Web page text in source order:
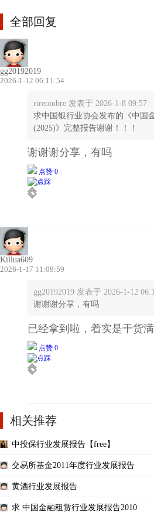
全部回复
gg20192019
2026-1-12 06:11:54
rireombre 发表于 2026-1-8 09:57
求中国银行业协会发布的《中国
(2025)》完整报告谢谢！！！
谢谢谢分享，有吗
点赞 0
Killua609
2026-1-17 11:09:59
gg20192019 发表于 2026-1-12
谢谢谢分享，有吗
已经拿到啦，着实是干货
点赞 0
相关推荐
中投保行业发展报告【free】
交易所基金2011年度行业发展报告
黄酒行业发展报告
求 中国金融租赁行业发展报告2010